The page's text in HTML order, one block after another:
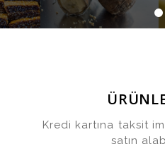
Kredi kartına taksit
satın